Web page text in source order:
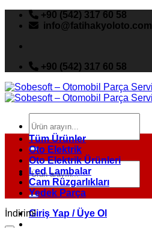
İçeriğe
atla
+90 (542) 317 60 58
info@fatihakyoloto.com
+90 (542) 317 60 58
Ara:
Giriş Yap / Üye Ol
Tüm Ürünler
Oto Elektrik
Oto Elektrik Ürünleri
Led Lambalar
Cam Rüzgarlıkları
Yedek Parça
İndirim!